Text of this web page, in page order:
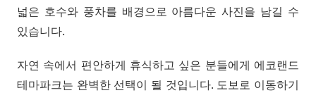
넓은 호수와 풍차를 배경으로 아름다운 사진을 남길 수
있습니다.
자연 속에서 편안하게 휴식하고 싶은 분들에게 에코랜드
테마파크는 완벽한 선택이 될 것입니다. 도보로 이동하기